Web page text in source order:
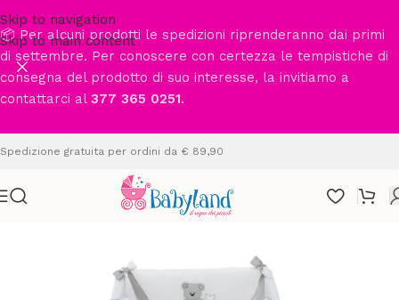
Skip to navigation
Skip to main content
📦 Per alcuni prodotti le spedizioni riprenderanno dai primi
di settembre. Per conoscere con certezza le tempistiche di
consegna del prodotto di suo interesse, la invitiamo a
contattarci al 377 365 0251.
Spedizione gratuita per ordini da € 89,90